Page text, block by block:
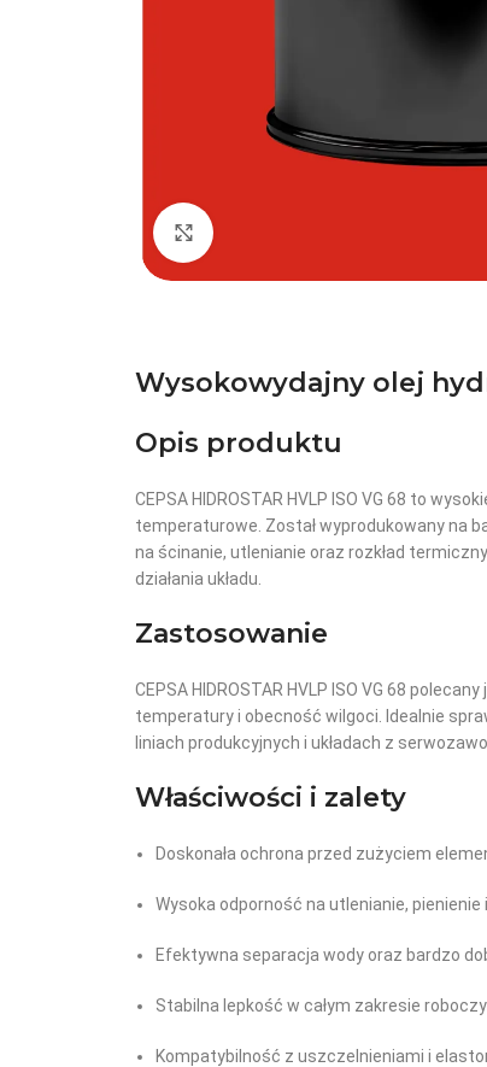
Wysokowydajny olej
Opis produktu
CEPSA HIDROSTAR HVLP ISO VG 68 to
temperaturowe. Został wyprodukowany na
na ścinanie, utlenianie oraz rozkład
działania układu.
Zastosowanie
CEPSA HIDROSTAR HVLP ISO VG 68
temperatury i obecność wilgoci. Idealnie
liniach produkcyjnych i układach z
Właściwości i zalety
Doskonała ochrona przed zużyciem
Wysoka odporność na utlenianie,
Efektywna separacja wody oraz bardzo
Stabilna lepkość w całym zakresie
Kompatybilność z uszczelnieniami i